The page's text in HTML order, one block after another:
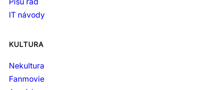
IT návody
KULTURA
Nekultura
Fanmovie